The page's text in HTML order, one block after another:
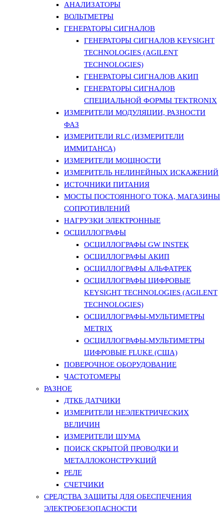
АНАЛИЗАТОРЫ
ВОЛЬТМЕТРЫ
ГЕНЕРАТОРЫ СИГНАЛОВ
ГЕНЕРАТОРЫ СИГНАЛОВ KEYSIGHT
TECHNOLOGIES (AGILENT
TECHNOLOGIES)
ГЕНЕРАТОРЫ СИГНАЛОВ АКИП
ГЕНЕРАТОРЫ СИГНАЛОВ
СПЕЦИАЛЬНОЙ ФОРМЫ TEKTRONIX
ИЗМЕРИТЕЛИ МОДУЛЯЦИИ, РАЗНОСТИ
ФАЗ
ИЗМЕРИТЕЛИ RLC (ИЗМЕРИТЕЛИ
ИММИТАНСА)
ИЗМЕРИТЕЛИ МОЩНОСТИ
ИЗМЕРИТЕЛЬ НЕЛИНЕЙНЫХ ИСКАЖЕНИЙ
ИСТОЧНИКИ ПИТАНИЯ
МОСТЫ ПОСТОЯННОГО ТОКА, МАГАЗИНЫ
СОПРОТИВЛЕНИЙ
НАГРУЗКИ ЭЛЕКТРОННЫЕ
ОСЦИЛЛОГРАФЫ
ОСЦИЛЛОГРАФЫ GW INSTEK
ОСЦИЛЛОГРАФЫ АКИП
ОСЦИЛЛОГРАФЫ АЛЬФАТРЕК
ОСЦИЛЛОГРАФЫ ЦИФРОВЫЕ
KEYSIGHT TECHNOLOGIES (AGILENT
TECHNOLOGIES)
ОСЦИЛЛОГРАФЫ-МУЛЬТИМЕТРЫ
METRIX
ОСЦИЛЛОГРАФЫ-МУЛЬТИМЕТРЫ
ЦИФРОВЫЕ FLUKE (США)
ПОВЕРОЧНОЕ ОБОРУДОВАНИЕ
ЧАСТОТОМЕРЫ
РАЗНОЕ
ДТКБ ДАТЧИКИ
ИЗМЕРИТЕЛИ НЕЭЛЕКТРИЧЕСКИХ
ВЕЛИЧИН
ИЗМЕРИТЕЛИ ШУМА
ПОИСК СКРЫТОЙ ПРОВОДКИ И
МЕТАЛЛОКОНСТРУКЦИЙ
РЕЛЕ
СЧЕТЧИКИ
СРЕДСТВА ЗАЩИТЫ ДЛЯ ОБЕСПЕЧЕНИЯ
ЭЛЕКТРОБЕЗОПАСНОСТИ